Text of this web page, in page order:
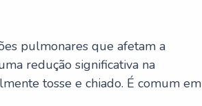
pulmonares que afetam a
redução significativa na
tosse e chiado. É comum em